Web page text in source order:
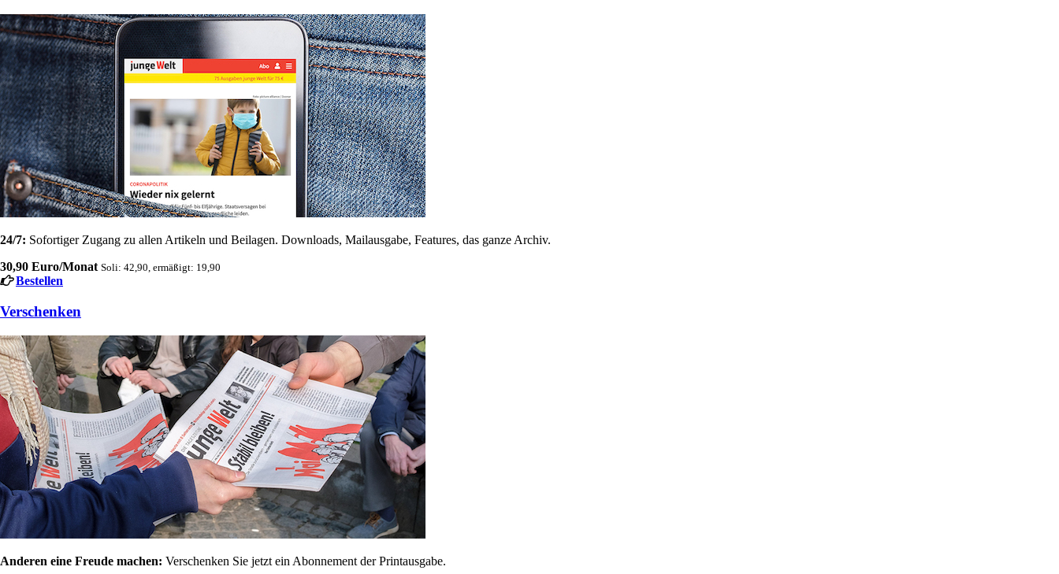
24/7: Sofortiger Zugang zu allen Artikeln und Beilagen. Downloads, Mailausgabe, Features, das ganze Archiv.
30,90 Euro/Monat Soli: 42,90, ermäßigt: 19,90
Bestellen
Verschenken
Anderen eine Freude machen: Verschenken Sie jetzt ein Abonnement der Printausgabe.